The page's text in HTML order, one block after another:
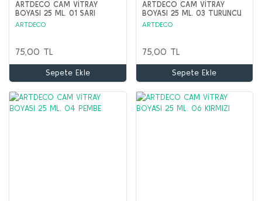
ARTDECO CAM VİTRAY
BOYASI 25 ML. 01 SARI
ARTDECO
75,00 TL
Sepete Ekle
ARTDECO CAM VİTRAY
BOYASI 25 ML. 03 TURUNCU
ARTDECO
75,00 TL
Sepete Ekle